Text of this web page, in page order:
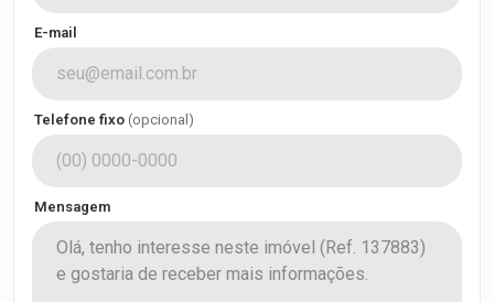
E-mail
Telefone fixo (opcional)
Mensagem